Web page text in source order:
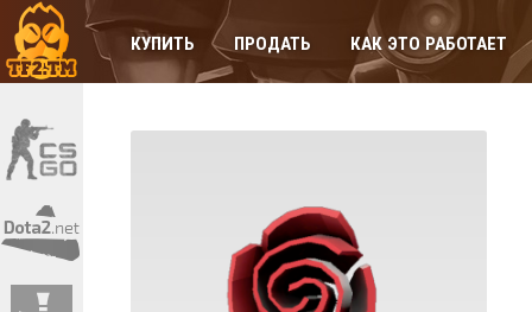
КУПИТЬ ПРОДАТЬ КАК ЭТО РАБОТАЕТ